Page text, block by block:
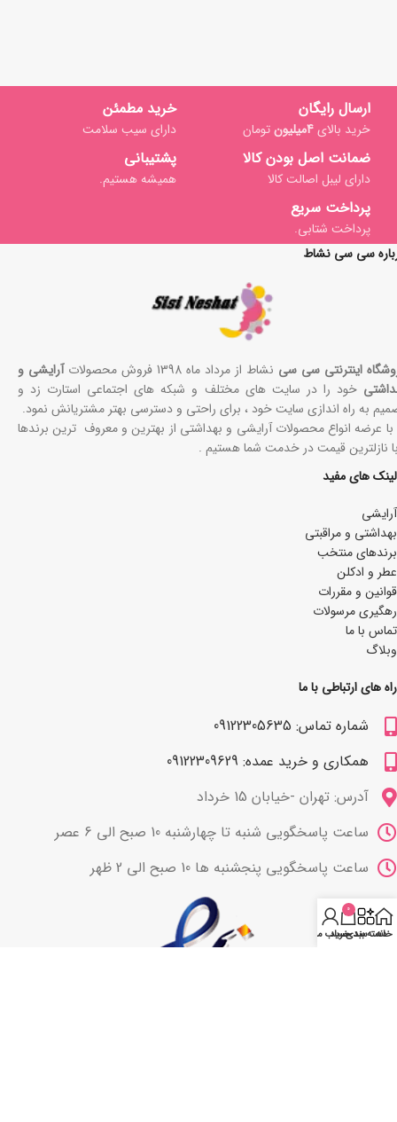
ارسال رایگان
خرید بالای4میلیون تومان
خرید مطمئن
دارای سیب سلامت
ضمانت اصل بودن کالا
دارای لیبل اصالت کالا
پشتیبانی
همیشه هستیم.
پرداخت سریع
پرداخت شتابی.
سی سی نشاط
اینترنتی سی سی نشاط از مرداد ماه 1398 فروش محصولات
آرایشی و
خود را در سایت های مختلف و شبکه های اجتماعی استارت زد و
به راه اندازی سایت خود ، برای راحتی و دسترسی بهتر مشتریانش نمود.
با عرضه انواع محصولات آرایشی و بهداشتی از بهترین و معروف ترین برندها
نازلترین قیمت در خدمت شما هستیم .
لینک های مفید
آرایشی
بھداشتی و مراقبتی
برندهای منتخب
عطر و ادکلن
قوانین و مقررات
رهگیری مرسولات
تماس با ما
وبلاگ
راه های ارتباطی با ما
شماره تماس: 09122305635
همکاری و خرید عمده: 09122309629
آدرس: تهران -خیابان 15 خرداد
ساعت پاسخگویی شنبه تا چهارشنبه 10 صبح الی 6 عصر
ساعت پاسخگویی پنجشنبه ها 10 صبح الی 2 ظهر
خانه
دسته بندی
0
سبد خرید
حساب من